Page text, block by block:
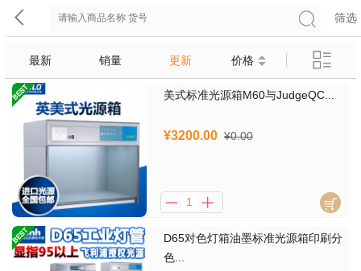
筛选
最新 销量 更新 价格
美式标准光源箱M60与JudgeQC...
¥3200.00 ¥0.00
D65对色灯箱油墨标准光源箱印刷分
色...